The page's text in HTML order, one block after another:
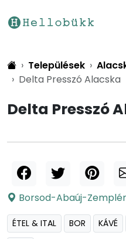
Települések
Delta Presszó Alacska
Delta Presszó
Borsod-Abaúj-
ÉTEL & ITAL BOR KÁVÉ